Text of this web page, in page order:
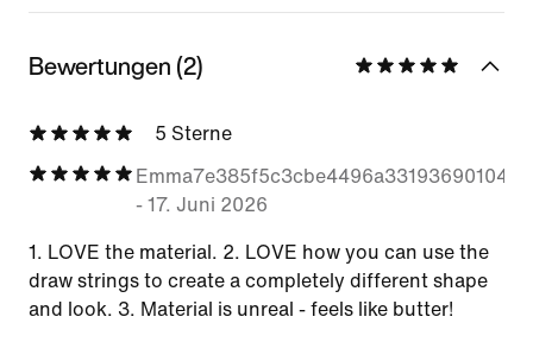
Bewertungen (2)
5 Sterne
- 17. Juni 2026
1. LOVE the material. 2. LOVE how you can use the
draw strings to create a completely different shape
and look. 3. Material is unreal - feels like butter!